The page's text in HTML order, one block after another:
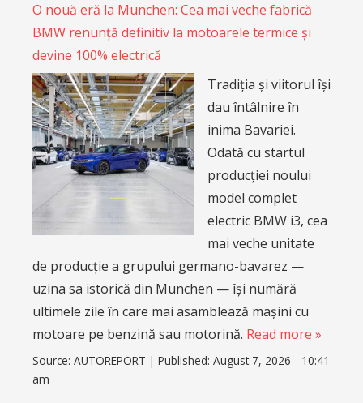
O nouă eră la Munchen: Cea mai veche fabrică
BMW renunță definitiv la motoarele termice și
devine 100% electrică
Tradiția și viitorul își
dau întâlnire în
inima Bavariei.
Odată cu startul
producției noului
model complet
electric BMW i3, cea
mai veche unitate
de producție a grupului germano-bavarez —
uzina sa istorică din Munchen — își numără
ultimele zile în care mai asamblează mașini cu
motoare pe benzină sau motorină. Read more »
Source: AUTOREPORT | Published: August 7, 2026 - 10:41
am